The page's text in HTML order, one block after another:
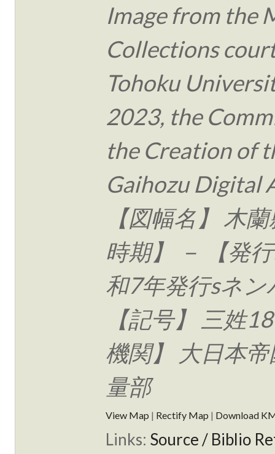
Image from the
Collections
Tohoku
2023, the
the Creation of
Gaihozu Digital
【図幅名】 木
時期】 － 【発
和7年発行sネ
【記号】 三姓
機関】 大日本
量部
View Map | Rectify Map | Download
Links: Source / Biblio